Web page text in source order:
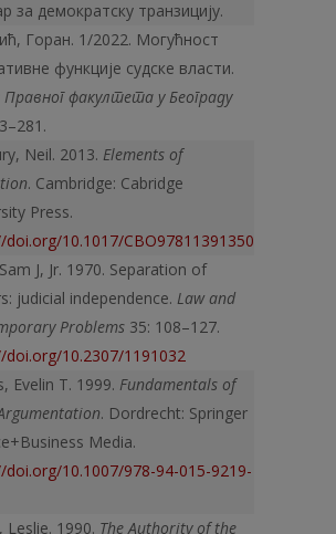
за демократску транзицију.
Горан. 1/2022. Mогућност
функције судске власти.
факултета у Београду
Neil. 2013. Elements of
. Cambridge: Cabridge
Press.
10.1017/CBO9781139135009
J, Jr. 1970. Separation of
judicial independence. Law and
Problems 35: 108–127.
doi.org/10.2307/1191032
Evelin T. 1999. Fundamentals of
. Dordrecht: Springer
Media.
doi.org/10.1007/978-94-015-9219-
Leslie. 1990. The Authority of the